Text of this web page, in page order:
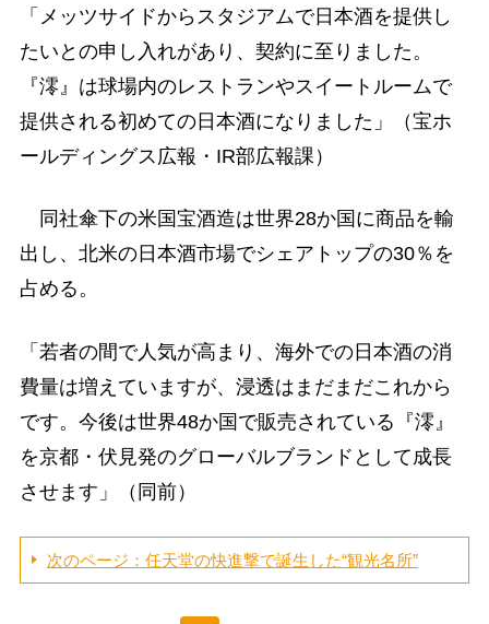
「メッツサイドからスタジアムで日本酒を提供し
たいとの申し入れがあり、契約に至りました。
『澪』は球場内のレストランやスイートルームで
提供される初めての日本酒になりました」（宝ホ
ールディングス広報・IR部広報課）
同社傘下の米国宝酒造は世界28か国に商品を輸
出し、北米の日本酒市場でシェアトップの30％を
占める。
「若者の間で人気が高まり、海外での日本酒の消
費量は増えていますが、浸透はまだまだこれから
です。今後は世界48か国で販売されている『澪』
を京都・伏見発のグローバルブランドとして成長
させます」（同前）
次のページ：任天堂の快進撃で誕生した“観光名所”